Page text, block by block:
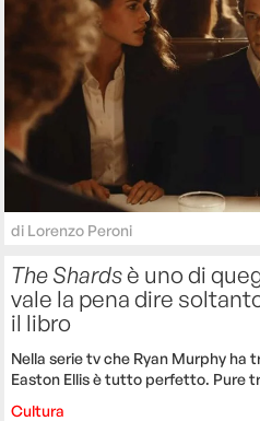
di Lorenzo Peroni
The Shardsè uno di
vale la pena dire
il libro
Nella serie tv che Ryan Murphy ha
Easton Ellis è tutto perfetto. Pure
Cultura